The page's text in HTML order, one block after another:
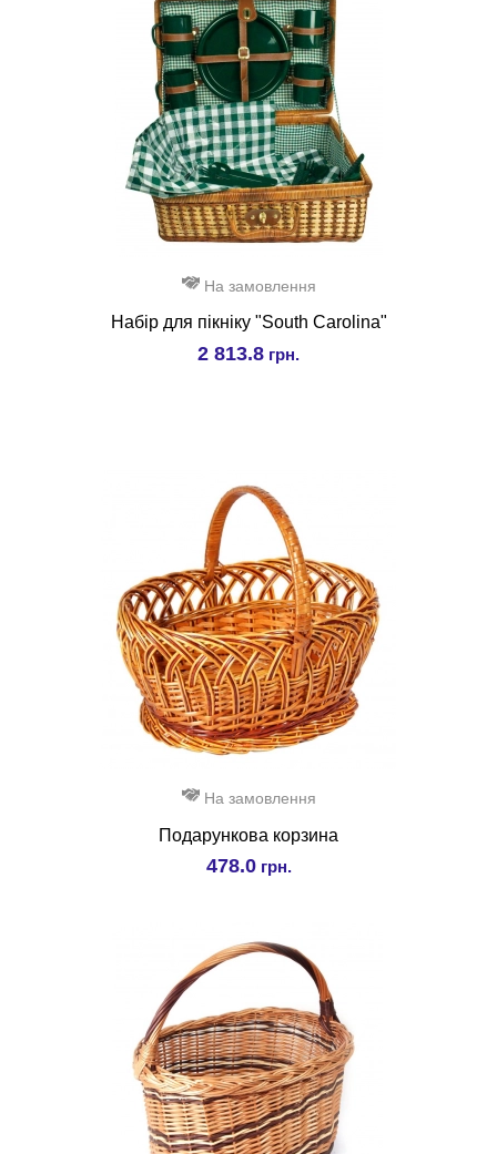
На замовлення
Набір для пікніку "South Carolina"
2 813.8 грн.
На замовлення
Подарункова корзина
478.0грн.